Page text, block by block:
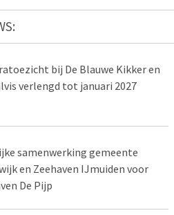
bij De Blauwe Kikker en
verlengd tot januari 2027
samenwerking gemeente
en Zeehaven IJmuiden voor
De Pijp